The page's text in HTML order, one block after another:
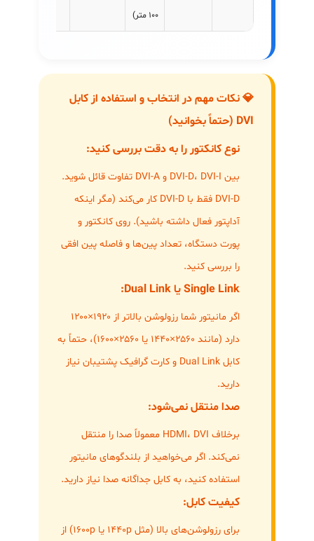
۱۰۰ متر)
💎 نکات مهم در انتخاب و استفاده از کابل
DVI (حتماً بخوانید)
نوع کانکتور را به دقت بررسی کنید:
بین DVI-D، DVI-I و DVI-A تفاوت قائل شوید.
DVI-D فقط با DVI-D کار می‌کند (مگر اینکه
آداپتور فعال داشته باشید). روی کانکتور و
پورت دستگاه، تعداد پین‌ها و فاصله پین افقی
را بررسی کنید.
Single Link یا Dual Link:
اگر مانیتور شما رزولوشن بالاتر از ۱۹۲۰×۱۲۰۰
دارد (مانند ۲۵۶۰×۱۴۴۰ یا ۲۵۶۰×۱۶۰۰)، حتماً به
کابل Dual Link و کارت گرافیک پشتیبان نیاز
دارید.
صدا منتقل نمی‌شود:
برخلاف HDMI، DVI معمولاً صدا را منتقل
نمی‌کند. اگر می‌خواهید از بلندگوهای مانیتور
استفاده کنید، به کابل جداگانه صدا نیاز دارید.
کیفیت کابل:
برای رزولوشن‌های بالا (مثل 1440p یا 1600p) از